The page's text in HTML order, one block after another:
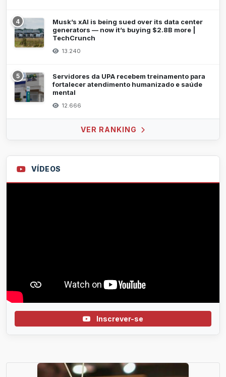
4
Musk’s xAI is being sued over its data center
generators — now it’s buying $2.8B more |
TechCrunch
13.240
5
Servidores da UPA recebem treinamento para
fortalecer atendimento humanizado e saúde
mental
12.666
VER RANKING
VÍDEOS
Inscrever-se